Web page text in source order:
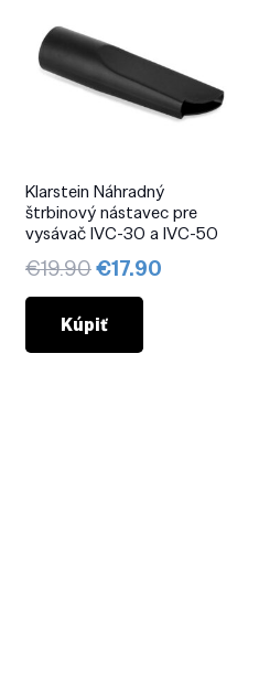
Klarstein Náhradný
štrbinový nástavec pre
vysávač IVC-30 a IVC-50
€19.90Pôvodná
cena
bola:
€19.90.
€17.90
Kúpiť